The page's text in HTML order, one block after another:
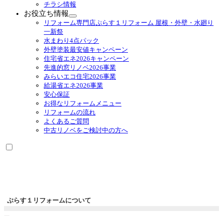
ニ
ュ
を
展
開
チラシ情報
お役立ち情報
サ
メ
ニ
ュ
ー
を
展
リフォーム専門店ぷらす１リフォーム 屋根・外壁・水廻り
一新祭
水まわり4点パック
外壁塗装最安値キャンペーン
住宅省エネ2026キャンペーン
先進的窓リノベ2026事業
みらいエコ住宅2026事業
給湯省エネ2026事業
安心保証
お得なリフォームメニュー
リフォームの流れ
よくあるご質問
中古リノベをご検討中の方へ
ぷらす１リフォームについて